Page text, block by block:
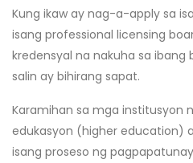
Kung ikaw ay nag-a-apply sa
isang professional licensing
kredensyal na nakuha sa ibang
salin ay bihirang sapat.
Karamihan sa mga institusyon
edukasyon (higher education)
isang proseso ng